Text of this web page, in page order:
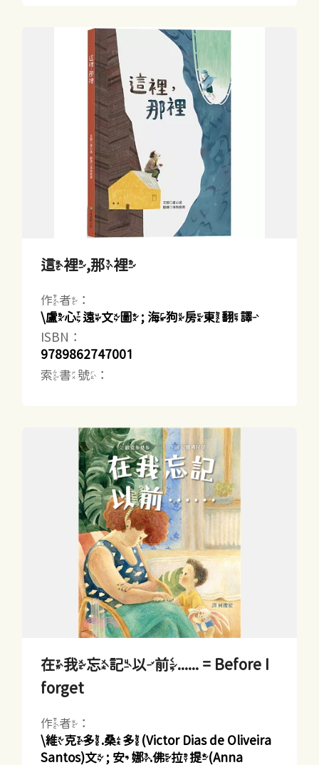
這裡,那裡
作者：
\盧心遠文圖 ; 海狗房東翻譯
ISBN：
9789862747001
索書號：
在我忘記以前...... = Before I
forget
作者：
\維克多.桑多(Victor Dias de Oliveira
Santos)文 ; 安娜.佛拉提(Anna